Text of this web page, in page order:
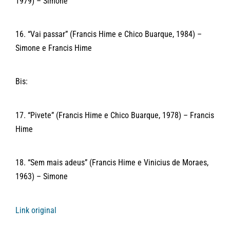
16. “Vai passar” (Francis Hime e Chico Buarque, 1984) –
Simone e Francis Hime
Bis:
17. “Pivete” (Francis Hime e Chico Buarque, 1978) – Francis
Hime
18. “Sem mais adeus” (Francis Hime e Vinicius de Moraes,
1963) – Simone
Link original